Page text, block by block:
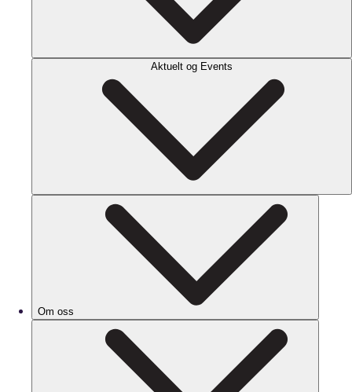
Aktuelt og Events
Om oss